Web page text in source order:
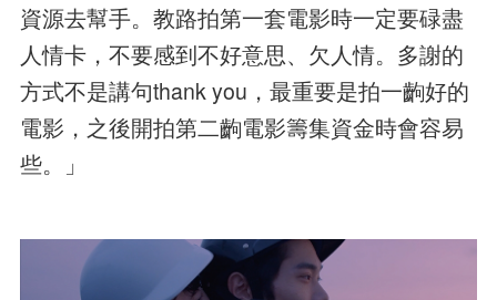
資源去幫手。教路拍第一套電影時一定要碌盡
人情卡，不要感到不好意思、欠人情。多謝的
方式不是講句thank you，最重要是拍一齣好的
電影，之後開拍第二齣電影籌集資金時會容易
些。」